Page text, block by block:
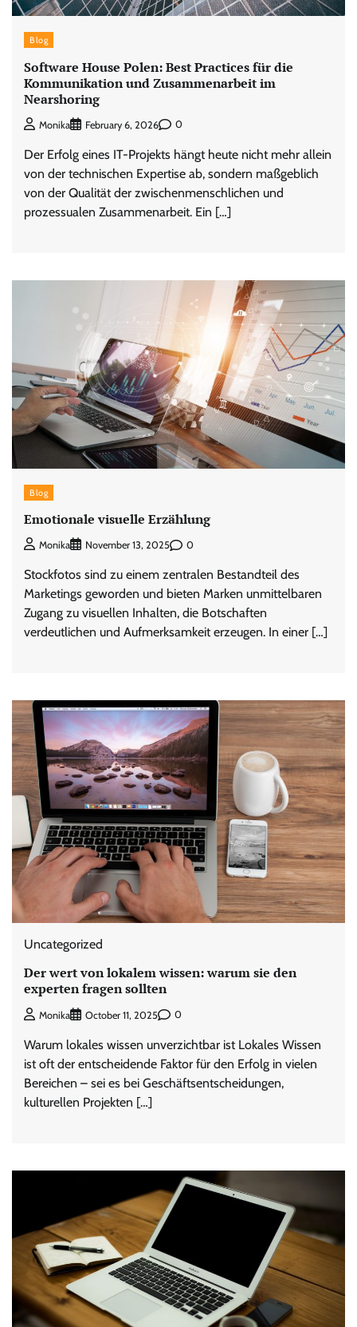
Blog
Software House Polen: Best Practices für die
Kommunikation und Zusammenarbeit im
Nearshoring
Monika February 6, 2026 0
Der Erfolg eines IT-Projekts hängt heute nicht mehr allein
von der technischen Expertise ab, sondern maßgeblich
von der Qualität der zwischenmenschlichen und
prozessualen Zusammenarbeit. Ein […]
Blog
Emotionale visuelle Erzählung
Monika November 13, 2025 0
Stockfotos sind zu einem zentralen Bestandteil des
Marketings geworden und bieten Marken unmittelbaren
Zugang zu visuellen Inhalten, die Botschaften
verdeutlichen und Aufmerksamkeit erzeugen. In einer […]
Uncategorized
Der wert von lokalem wissen: warum sie den
experten fragen sollten
Monika October 11, 2025 0
Warum lokales wissen unverzichtbar ist Lokales Wissen
ist oft der entscheidende Faktor für den Erfolg in vielen
Bereichen – sei es bei Geschäftsentscheidungen,
kulturellen Projekten […]